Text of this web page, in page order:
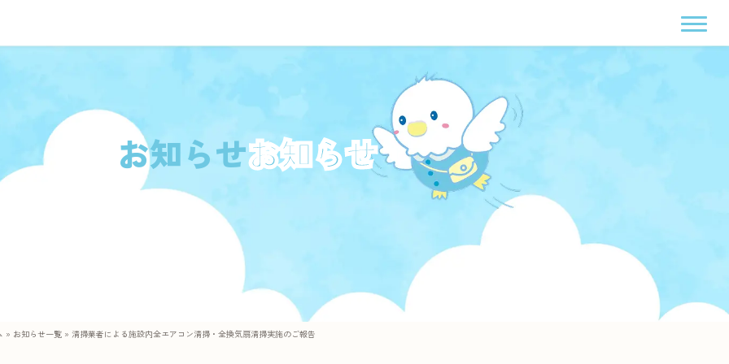
お知らせ
» お知らせ一覧 » 清掃業者による施設内全エアコン清掃・全換気扇清掃実施のご報告